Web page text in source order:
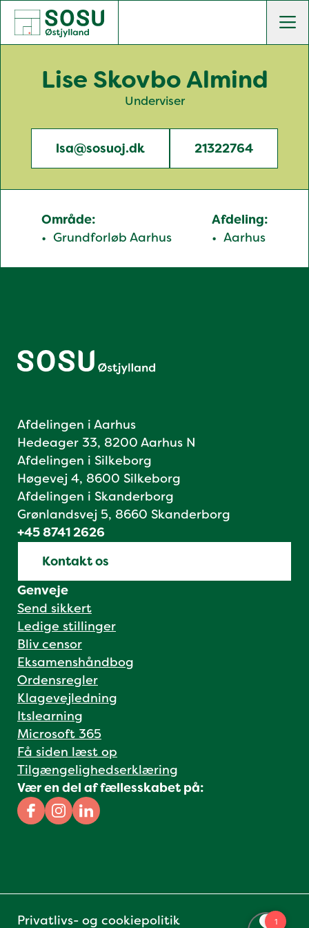
SOSU Østjylland | Gør dig klogere på livet
Lise Skovbo Almind
Underviser
lsa@sosuoj.dk 21322764
Område:
Grundforløb Aarhus
Afdeling:
Aarhus
Afdelingen i Aarhus
Hedeager 33, 8200 Aarhus N
Afdelingen i Silkeborg
Høgevej 4, 8600 Silkeborg
Afdelingen i Skanderborg
Grønlandsvej 5, 8660 Skanderborg
+45 8741 2626
Kontakt os
Genveje
Send sikkert
Ledige stillinger
Bliv censor
Eksamenshåndbog
Ordensregler
Klagevejledning
Itslearning
Microsoft 365
Få siden læst op
Tilgængelighedserklæring
Vær en del af fællesskabet på:
Facebook
Instagram
Linkedin
Privatlivs- og cookiepolitik